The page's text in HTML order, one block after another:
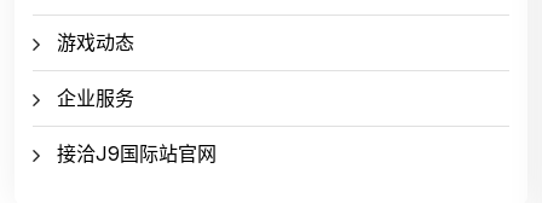
游戏动态
企业服务
接洽J9国际站官网